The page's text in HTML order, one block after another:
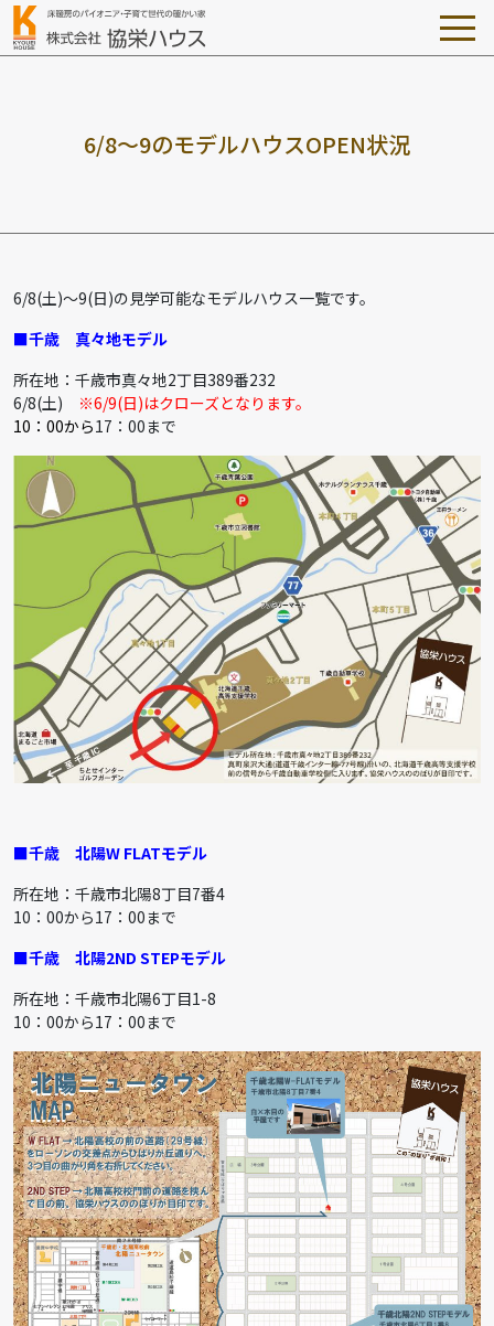
6/8～9のモデルハウスOPEN状況
6/8(土)～9(日)の見学可能なモデルハウス一覧です。
■千歳 真々地モデル
所在地：千歳市真々地2丁目389番232
6/8(土) ※6/9(日)はクローズとなります。
10：00から17：00まで
■千歳 北陽W FLATモデル
所在地：千歳市北陽8丁目7番4
10：00から17：00まで
■千歳 北陽2ND STEPモデル
所在地：千歳市北陽6丁目1-8
10：00から17：00まで